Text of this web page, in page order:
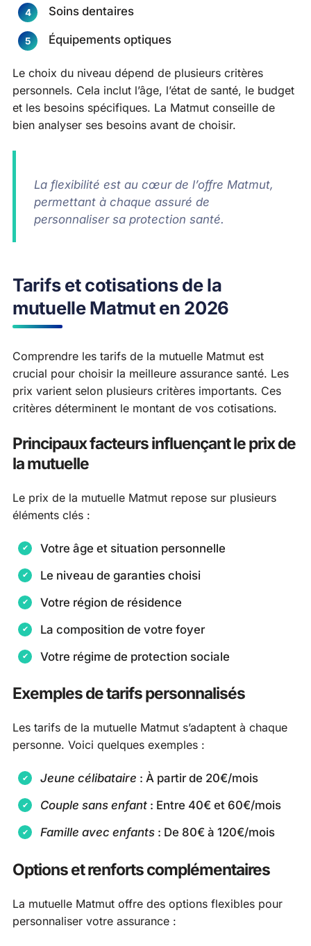
Soins dentaires
Équipements optiques
Le choix du niveau dépend de plusieurs critères
personnels. Cela inclut l’âge, l’état de santé, le budget
et les besoins spécifiques. La Matmut conseille de
bien analyser ses besoins avant de choisir.
La flexibilité est au cœur de l’offre Matmut,
permettant à chaque assuré de
personnaliser sa protection santé.
Tarifs et cotisations de la
mutuelle Matmut en 2026
Comprendre les tarifs de la mutuelle Matmut est
crucial pour choisir la meilleure assurance santé. Les
prix varient selon plusieurs critères importants. Ces
critères déterminent le montant de vos cotisations.
Principaux facteurs influençant le prix de
la mutuelle
Le prix de la mutuelle Matmut repose sur plusieurs
éléments clés :
Votre âge et situation personnelle
Le niveau de garanties choisi
Votre région de résidence
La composition de votre foyer
Votre régime de protection sociale
Exemples de tarifs personnalisés
Les tarifs de la mutuelle Matmut s’adaptent à chaque
personne. Voici quelques exemples :
Jeune célibataire : À partir de 20€/mois
Couple sans enfant : Entre 40€ et 60€/mois
Famille avec enfants : De 80€ à 120€/mois
Options et renforts complémentaires
La mutuelle Matmut offre des options flexibles pour
personnaliser votre assurance :